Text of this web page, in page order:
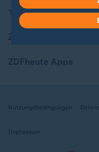
Themen im Überblick
Nutzungsbedingungen
Impressum